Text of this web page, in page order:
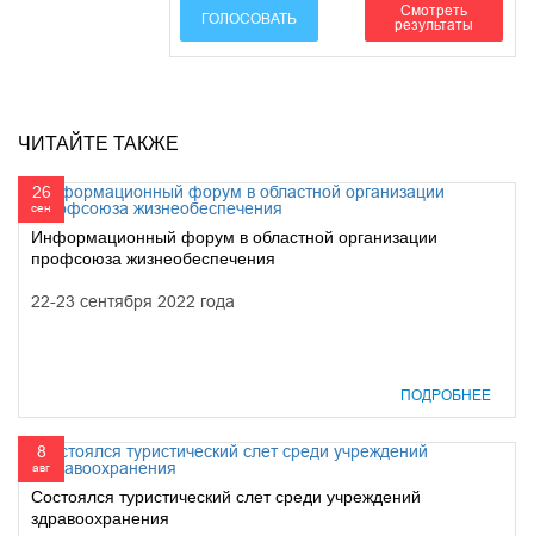
ГОЛОСОВАТЬ
Смотреть
результаты
ЧИТАЙТЕ ТАКЖЕ
26
сен
Информационный форум в областной организации
профсоюза жизнеобеспечения
22-23 сентября 2022 года
ПОДРОБНЕЕ
8
авг
Cостоялся туристический слет среди учреждений
здравоохранения